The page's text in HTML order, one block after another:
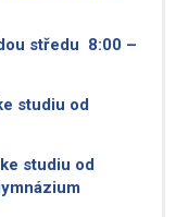
středu 8:00 –
studiu od
studiu od